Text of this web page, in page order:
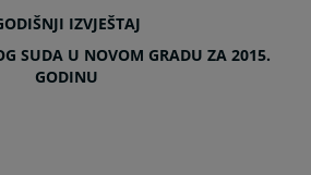
IZVJEŠTAJ
SUDA U NOVOM GRADU ZA 2015.
GODINU